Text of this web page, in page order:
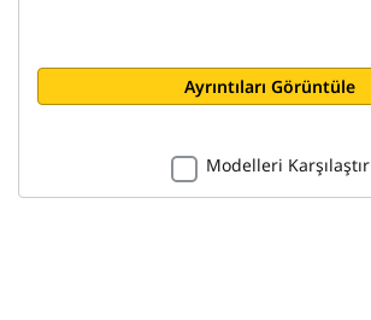
Ayrıntıları Görüntüle
Modelleri Karşılaştır